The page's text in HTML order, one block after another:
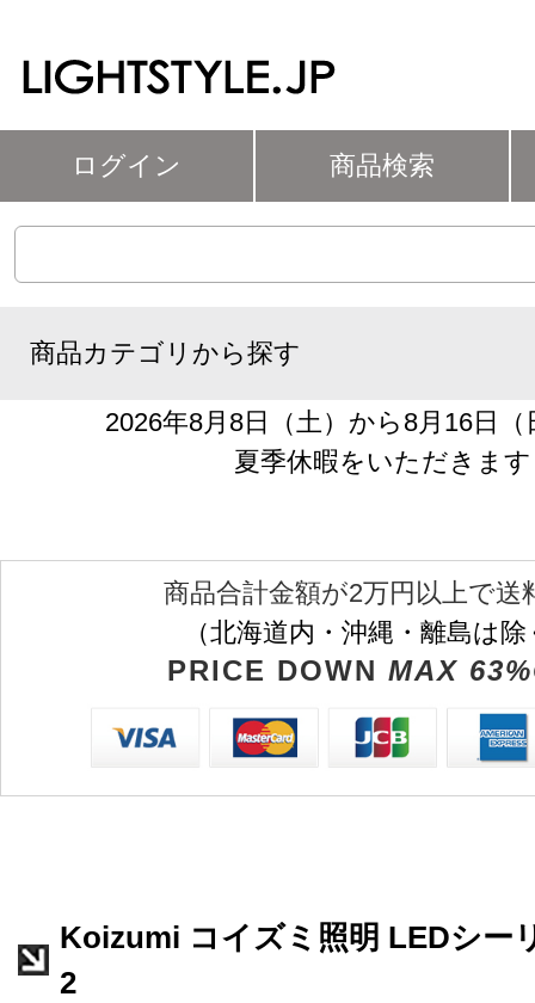
ログイン 商品検索
商品カテゴリから探す
2026年8月8日（土）から8月16日
夏季休暇をいただきます
商品合計金額が2万円以上で送
（北海道内・沖縄・離島は
PRICE DOWN MAX
Koizumi コイズミ照明 LEDシー
2